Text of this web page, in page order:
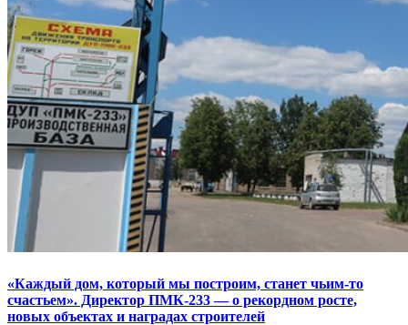
«Каждый дом, который мы построим, станет чьим-то
счастьем». Директор ПМК-233 — о рекордном росте,
новых объектах и наградах строителей